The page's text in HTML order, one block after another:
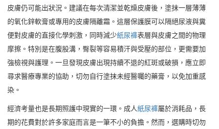
皮膚仍可能出狀況。建議在每次清潔並乾燥皮膚後，塗抹一層薄薄
的氧化鋅軟膏或專用的皮膚隔離霜。這層保護膜可以隔絕尿液與糞
便對皮膚的直接化學刺激，同時減少紙尿褲表層與皮膚之間的物理
摩擦。特別是在腹股溝，臀裂等容易積汗與受壓的部位，更需要加
強檢視與護理。一旦發現皮膚出現持續不退的紅斑或破損，應立即
尋求醫療專業的協助，切勿自行塗抹未經醫囑的藥膏，以免加重感
染。
經濟考量也是長期照護中現實的一環。成人紙尿褲屬於消耗品，長
期的花費對於許多家庭而言是一筆不小的負擔。然而，選購時切勿